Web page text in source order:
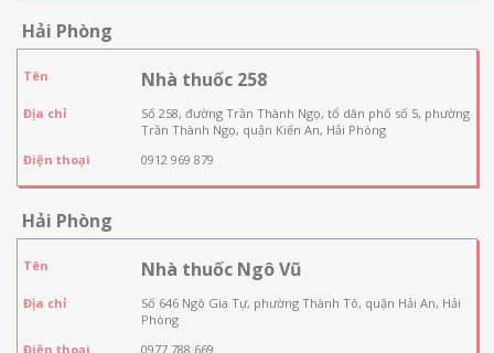
Hải Phòng
Tên Nhà thuốc 258
Địa chỉ
Số 258, đường Trần Thành Ngọ, tổ dân phố số 5, phường
Trần Thành Ngọ, quận Kiến An, Hải Phòng
Điện thoại
0912 969 879
Hải Phòng
Tên Nhà thuốc Ngô Vũ
Địa chỉ
Số 646 Ngô Gia Tự, phường Thành Tô, quận Hải An, Hải
Phòng
Điện thoại
0977 788 669